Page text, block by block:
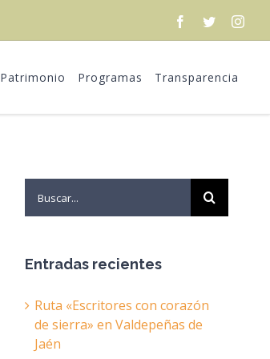
Facebook
Twitter
Patrimonio Programas Transparencia
for:
Entradas recientes
Ruta «Escritores con corazón
de sierra» en Valdepeñas de
Jaén